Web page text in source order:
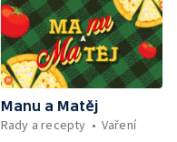
Manu a Matěj
Rady a recepty
Vaření